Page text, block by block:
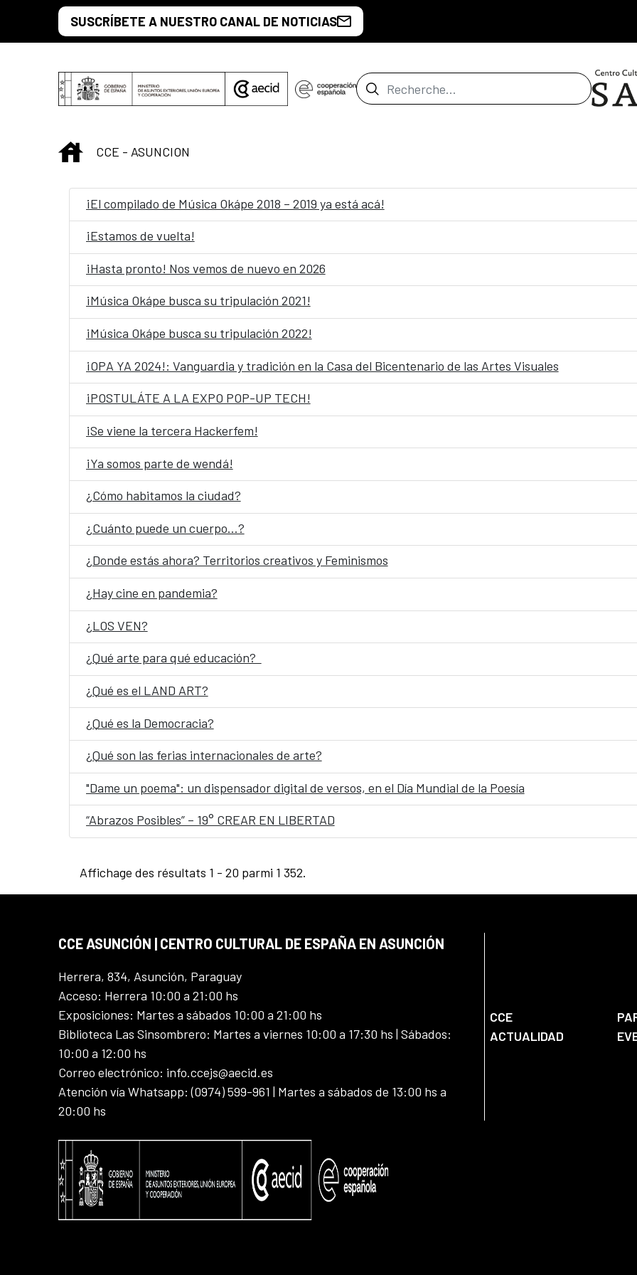
Saut au contenu principal
SUSCRÍBETE A NUESTRO CANAL DE NOTICIAS
Barre de recherche
INICIO
CCE - ASUNCION
¡El compilado de Música Okápe 2018 – 2019 ya está acá!
¡Estamos de vuelta!
¡Hasta pronto! Nos vemos de nuevo en 2026
¡Música Okápe busca su tripulación 2021!
¡Música Okápe busca su tripulación 2022!
¡OPA YA 2024!: Vanguardia y tradición en la Casa del Bicentenario de las Artes Visuales
¡POSTULÁTE A LA EXPO POP-UP TECH!
¡Se viene la tercera Hackerfem!
¡Ya somos parte de wendá!
¿Cómo habitamos la ciudad?
¿Cuánto puede un cuerpo…?
¿Donde estás ahora? Territorios creativos y Feminismos
¿Hay cine en pandemia?
¿LOS VEN?
¿Qué arte para qué educación?
¿Qué es el LAND ART?
¿Qué es la Democracia?
¿Qué son las ferias internacionales de arte?
"Dame un poema": un dispensador digital de versos, en el Día Mundial de la Poesía
“Abrazos Posibles” – 19° CREAR EN LIBERTAD
Affichage des résultats 1 - 20 parmi 1 352.
CCE ASUNCIÓN | CENTRO CULTURAL DE ESPAÑA EN ASUNCIÓN
Herrera, 834, Asunción, Paraguay
Acceso: Herrera 10:00 a 21:00 hs
Exposiciones: Martes a sábados 10:00 a 21:00 hs
Biblioteca Las Sinsombrero: Martes a viernes 10:00 a 17:30 hs | Sábados:
10:00 a 12:00 hs
Correo electrónico: info.ccejs@aecid.es
Atención vía Whatsapp: (0974) 599-961 | Martes a sábados de 13:00 hs a
20:00 hs
CCE
ACTUALIDAD